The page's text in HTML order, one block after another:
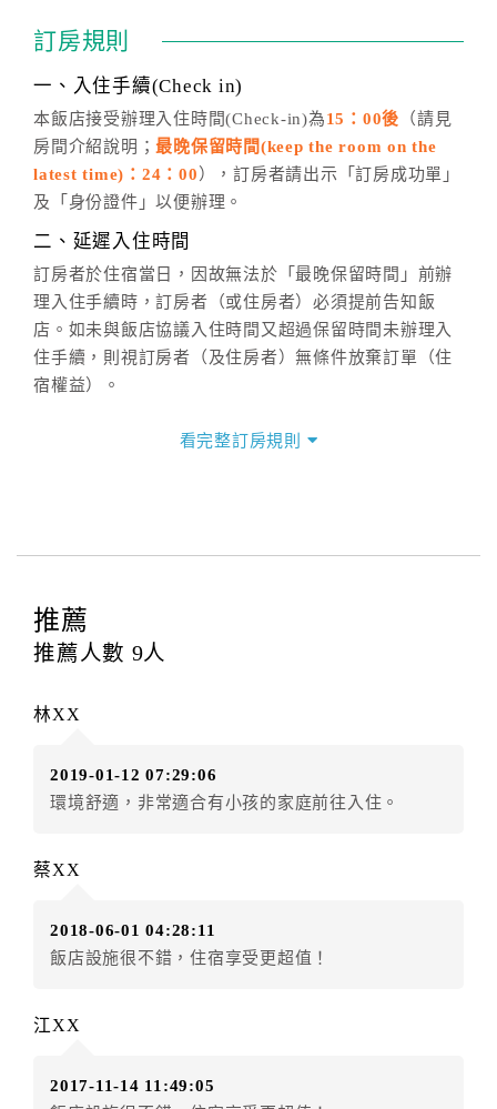
話方式異動訂單。
※非客服時間之申辦異動，皆為次日計算及辦理。
五、客服時間
週一至週日，上午9:00～晚上6:00
六、聯絡方式
(07)9682715 。
訂房規則
一、入住手續(Check in)
本飯店接受辦理入住時間(Check-in)為15：00後 （請見
房間介紹說明；最晚保留時間(keep the room on the
latest time)：24：00 ），訂房者請出示「訂房成功單」
及「身份證件」以便辦理。
二、延遲入住時間
訂房者於住宿當日，因故無法於「最晚保留時間」前辦
理入住手續時，訂房者（或住房者）必須提前告知飯
店。如未與飯店協議入住時間又超過保留時間未辦理入
住手續，則視訂房者（及住房者）無條件放棄訂單（住
宿權益）。
四、訂單異動
提出申辦不得異動訂單。
每筆訂單異動限定
辦理取消退款。
房者應補足差額。（限原訂飯店）
房者不得要求退其差額。（限原訂飯店）
額3個月
．訂房者使用「保留住宿金額」時，請注意！為避免飯
店客滿，敬請及早計畫，如逾時未提出申辦，視同無條
．每筆訂單異動限定乙次，限原訂飯店，異動完成後不
訂房者應補足差額。 限原訂飯店
看完整訂房規則
推薦
推薦人數 9人
林XX
2019-01-12 07:29:06
環境舒適，非常適合有小孩的家庭前往入住。
蔡XX
2018-06-01 04:28:11
飯店設施很不錯，住宿享受更超值！
江XX
2017-11-14 11:49:05